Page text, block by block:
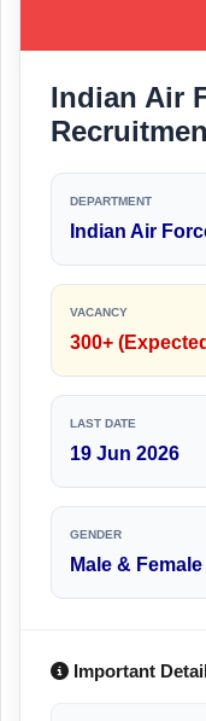
Indian Air
DEPARTMENT
Indian Air
VACANCY
300+
LAST DATE
19 Jun 2026
GENDER
Male & Female
Important